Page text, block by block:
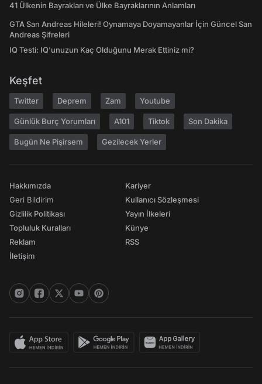
41 Ülkenin Bayrakları ve Ülke Bayraklarının Anlamları
GTA San Andreas Hileleri! Oynamaya Doyamayanlar İçin Güncel San
Andreas Şifreleri
IQ Testi: IQ'unuzun Kaç Olduğunu Merak Ettiniz mi?
Keşfet
Twitter Deprem Zam Youtube
Günlük Burç Yorumları A101 Tiktok Son Dakika
Bugün Ne Pişirsem Gezilecek Yerler
Hakkımızda
Geri Bildirim
Gizlilik Politikası
Topluluk Kuralları
Reklam
İletişim
Kariyer
Kullanıcı Sözleşmesi
Yayın İlkeleri
Künye
RSS